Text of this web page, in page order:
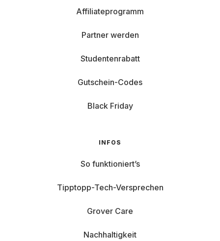
Affiliateprogramm
Partner werden
Studentenrabatt
Gutschein-Codes
Black Friday
INFOS
So funktioniert’s
Tipptopp-Tech-Versprechen
Grover Care
Nachhaltigkeit